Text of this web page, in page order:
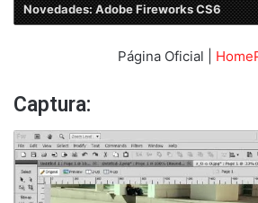
Novedades: Adobe Fireworks CS6
Página Oficial |
Captura: